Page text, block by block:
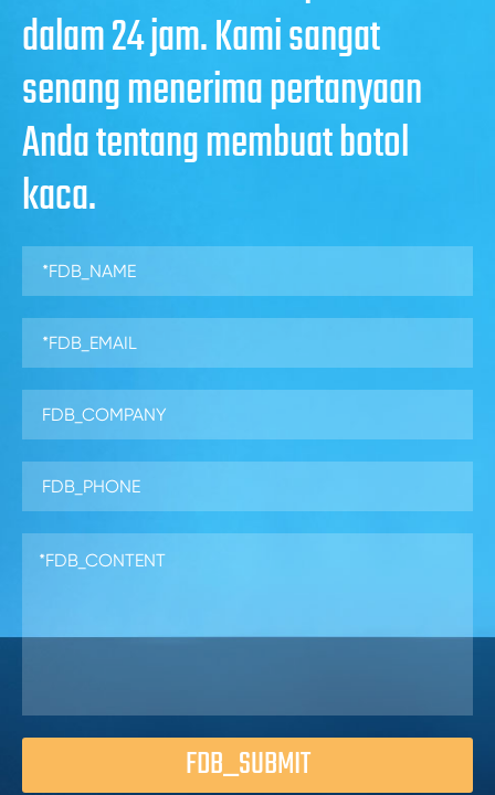
dalam 24 jam. Kami sangat
senang menerima pertanyaan
Anda tentang membuat botol
kaca.
FDB_SUBMIT